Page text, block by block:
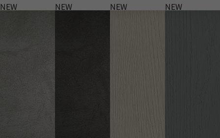
NEW NEW NEW NEW